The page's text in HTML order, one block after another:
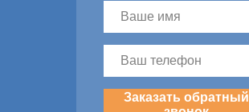
Заказать обратный